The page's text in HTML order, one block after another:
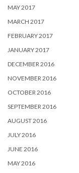
MAY 2017
MARCH 2017
FEBRUARY 2017
JANUARY 2017
DECEMBER 2016
NOVEMBER 2016
OCTOBER 2016
SEPTEMBER 2016
AUGUST 2016
JULY 2016
JUNE 2016
MAY 2016